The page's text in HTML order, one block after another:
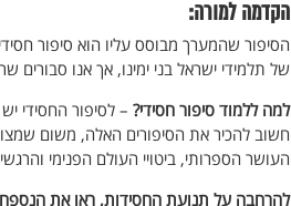
הקדמה למורה:
הסיפור שהמערך מבוסס עליו הוא סיפור
של תלמידי ישראל בני ימינו, אך אנו סבורים
למה ללמוד סיפור חסידי? – לסיפור החסידי
חשוב להכיר את הסיפורים האלה, משום
העושר הספרותי, ביטויי העולם הפנימי
להרחבה על תנועת החסידות, ראו את